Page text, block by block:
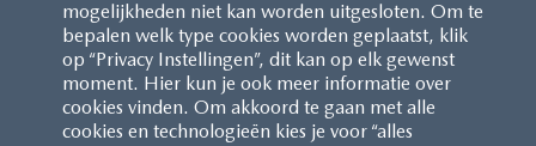
mogelijkheden niet kan worden uitgesloten. Om te
bepalen welk type cookies worden geplaatst, klik
op “Privacy Instellingen”, dit kan op elk gewenst
moment. Hier kun je ook meer informatie over
cookies vinden. Om akkoord te gaan met alle
cookies en technologieën kies je voor “alles